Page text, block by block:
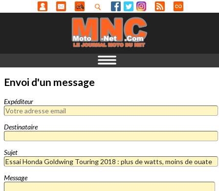
Envoi d'un message
Expéditeur
Destinataire
Sujet
Message